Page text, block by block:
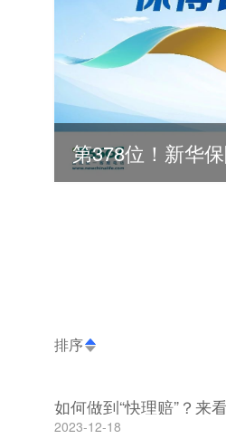
排序
如何做到“快理赔”？来
2023-12-18